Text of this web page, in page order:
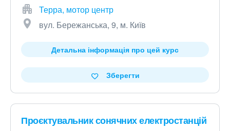
Терра, мотор центр
вул. Бережанська, 9, м. Київ
Детальна інформація про цей курс
Зберегти
Проєктувальник сонячних електростанцій